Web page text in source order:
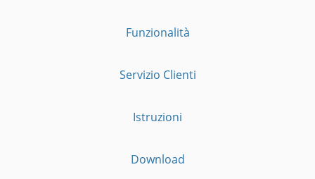
Funzionalità
Servizio Clienti
Istruzioni
Download